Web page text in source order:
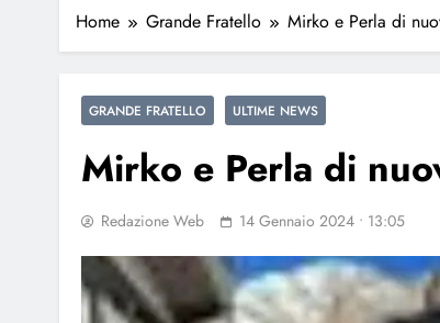
Home Grande Fratello Mirko e Perla di
GRANDE FRATELLO ULTIME NEWS
Mirko e Perla di
Redazione Web 14 Gennaio 2024 • 13:05